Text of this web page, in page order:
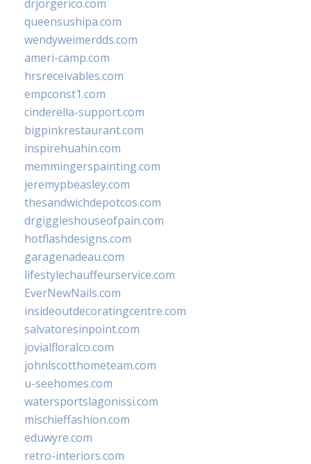
drjorgerico.com
queensushipa.com
wendyweimerdds.com
ameri-camp.com
hrsreceivables.com
empconst1.com
cinderella-support.com
bigpinkrestaurant.com
inspirehuahin.com
memmingerspainting.com
jeremypbeasley.com
thesandwichdepotcos.com
drgiggleshouseofpain.com
hotflashdesigns.com
garagenadeau.com
lifestylechauffeurservice.com
EverNewNails.com
insideoutdecoratingcentre.com
salvatoresinpoint.com
jovialfloralco.com
johnlscotthometeam.com
u-seehomes.com
watersportslagonissi.com
mischieffashion.com
eduwyre.com
retro-interiors.com